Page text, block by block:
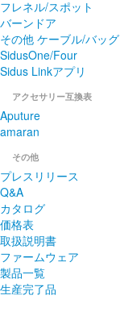
フレネル/スポット
バーンドア
その他 ケーブル/バッグ
SidusOne/Four
Sidus Linkアプリ
アクセサリー互換表
Aputure
amaran
その他
プレスリリース
Q&A
カタログ
価格表
取扱説明書
ファームウェア
製品一覧
生産完了品